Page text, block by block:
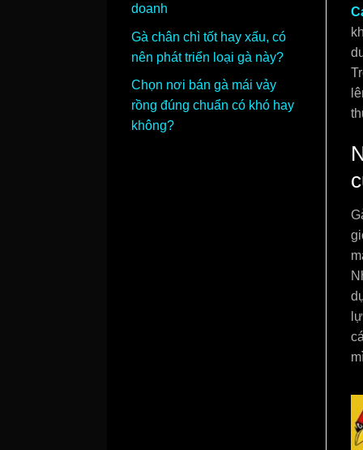
doanh
Gà chân chì tốt hay xấu, có
nên phát triển loại gà này?
Chọn nơi bán gà mái vảy
rồng đúng chuẩn có khó hay
không?